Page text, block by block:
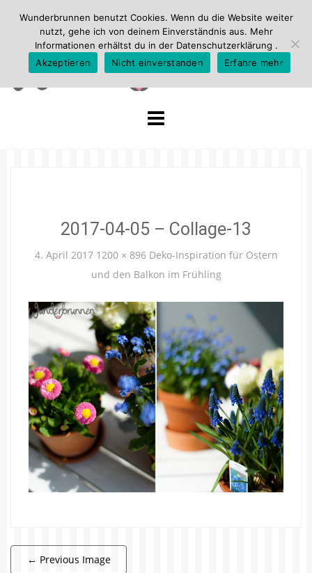
2017-04-05 – Collage-13
4. April 2017 1200 × 896 Deko-Inspiration für Ostern
und den Balkon im Frühling
← Previous Image
Wunderbrunnen benutzt Cookies. Wenn du die Website weiter
nutzt, gehe ich von deinem Einverständnis aus. Mehr
Informationen erhältst du in der Datenschutzerklärung .
Akzeptieren
Nicht einverstanden Erfahre mehr